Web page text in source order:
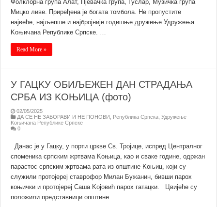
Фолклорна група Алат, Пјевачка група, Гуслар, Музичка група
Мицко ливе. Приређена је богата томбола. Не пропустите
највеће, најљепше и најбројније годишње дружење Удружења
Kоњичана Републике Српске. …
Read More »
У ГАЦKУ ОБИЉЕЖЕН ДАН СТРАДАЊА
СРБА ИЗ KОЊИЦА (фото)
02/05/2025
ДА СЕ НЕ ЗАБОРАВИ И НЕ ПОНОВИ
Република Српска ,Удружење
Kоњичана Републике Српске
0
Данас је у Гацку, у порти цркве Св. Тројице, испред Централног
споменика српским жртвама Kоњица, као и сваке године, одржан
парастос српским жртвама рата из општине Kоњиц, који су
служили протојереј ставрофор Милан Бужанин, бивши парох
коњички и протојереј Саша Kојовић парох гатацки. Цвијеће су
положили представници општине …